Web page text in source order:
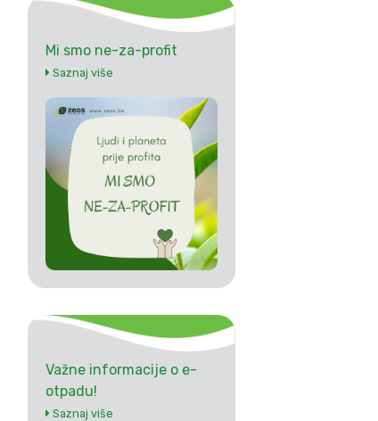
Mi smo ne-za-profit
Saznaj više
Važne informacije o e-
otpadu!
Saznaj više